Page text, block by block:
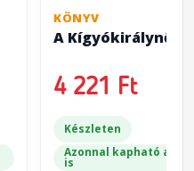
KÖNYV
A Kígyókirálynő
4 221 Ft
Készleten
Azonnal kapható a
is